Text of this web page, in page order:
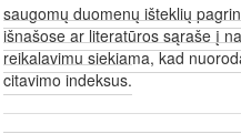
saugomų duomenų išteklių
išnašose ar literatūros sąraše į
reikalavimu siekiama, kad
citavimo indeksus.